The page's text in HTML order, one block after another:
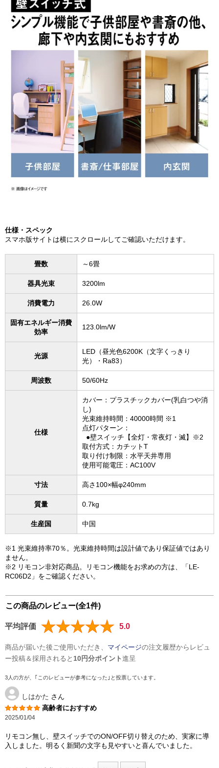
仕様・スペック
スマホ版サイトは横にスクロールしてご確認いただけます。
畳数 ～6畳
器具光束 3200lm
消費電力 26.0W
固有エネルギー消費
効率
123.0lm/W
光源
LED（昼光色6200K（文字くっきり
光）・Ra83）
周波数 50/60Hz
仕様
カバー：プラスチックカバー(乳白つや消
し)
光束維持時間：40000時間 ※1
点灯パターン：
●壁スイッチ【全灯・常夜灯・滅】※2
取付方式：カチットT
取り付け制限：水平天井専用
使用可能電圧：AC100V
寸法 高さ100×幅φ240mm
質量 0.7kg
生産国 中国
※1 光束維持率70％。光束維持時間は設計値であり保証値ではあり
ません。
※2 リモコン非対応商品。リモコン機能をお求めの方は、「LE-
RC06D2」をご確認ください。
この商品のレビュー(全1件)
平均評価 5.0
商品が届いた後ご使用いただき、 マイページの注文履歴からレビュ
ー投稿＆採用されると 10円分ポイント進呈
3人の方が、｢このレビューが参考になった｣と投票しています。
しはかた さん
高齢者におすすめ
2025/01/04
リモコン無し、壁スイッチでのON/OFF切り替えのため、実家に導
入しました。明るく新聞の文字も見やすいと喜んでいました。